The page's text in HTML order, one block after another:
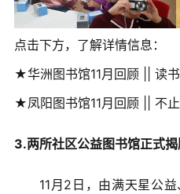
点击下方，了解详情信息：
★华洲图书馆11月回顾 || 读书
★凤阳图书馆11月回顾 || 不止
3.两所社区公益图书馆正式
11月2日，由满天星公